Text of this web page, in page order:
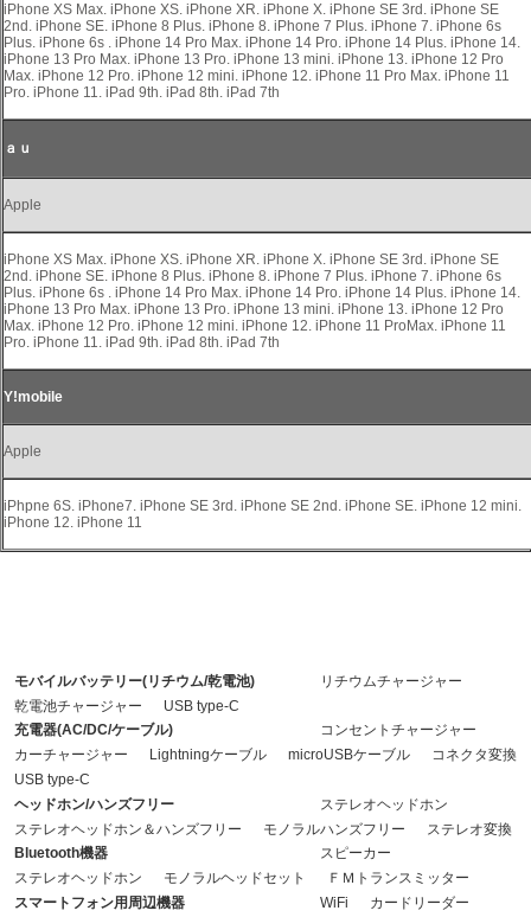
iPhone XS Max. iPhone XS. iPhone XR. iPhone X. iPhone SE 3rd. iPhone SE
2nd. iPhone SE. iPhone 8 Plus. iPhone 8. iPhone 7 Plus. iPhone 7. iPhone 6s
Plus. iPhone 6s . iPhone 14 Pro Max. iPhone 14 Pro. iPhone 14 Plus. iPhone 14.
iPhone 13 Pro Max. iPhone 13 Pro. iPhone 13 mini. iPhone 13. iPhone 12 Pro
Max. iPhone 12 Pro. iPhone 12 mini. iPhone 12. iPhone 11 Pro Max. iPhone 11
Pro. iPhone 11. iPad 9th. iPad 8th. iPad 7th
ａｕ
Apple
iPhone XS Max. iPhone XS. iPhone XR. iPhone X. iPhone SE 3rd. iPhone SE
2nd. iPhone SE. iPhone 8 Plus. iPhone 8. iPhone 7 Plus. iPhone 7. iPhone 6s
Plus. iPhone 6s . iPhone 14 Pro Max. iPhone 14 Pro. iPhone 14 Plus. iPhone 14.
iPhone 13 Pro Max. iPhone 13 Pro. iPhone 13 mini. iPhone 13. iPhone 12 Pro
Max. iPhone 12 Pro. iPhone 12 mini. iPhone 12. iPhone 11 ProMax. iPhone 11
Pro. iPhone 11. iPad 9th. iPad 8th. iPad 7th
Y!mobile
Apple
iPhpne 6S. iPhone7. iPhone SE 3rd. iPhone SE 2nd. iPhone SE. iPhone 12 mini.
iPhone 12. iPhone 11
モバイルバッテリー(リチウム/乾電池)
リチウムチャージャー
乾電池チャージャー
USB type-C
充電器(AC/DC/ケーブル)
コンセントチャージャー
カーチャージャー
Lightningケーブル microUSBケーブル
コネクタ変換
USB type-C
ヘッドホン/ハンズフリー
ステレオヘッドホン
ステレオヘッドホン＆ハンズフリー
モノラルハンズフリー
ステレオ変換
Bluetooth機器
スピーカー
ステレオヘッドホン
モノラルヘッドセット
ＦＭトランスミッター
スマートフォン用周辺機器
WiFi カードリーダー